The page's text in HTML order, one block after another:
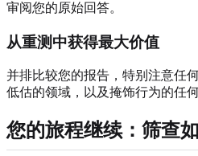
审阅您的原始回答。
从重测中获得最大价值
并排比较您的报告，特别注意任
低估的领域，以及掩饰行为的任何
您的旅程继续：筛查